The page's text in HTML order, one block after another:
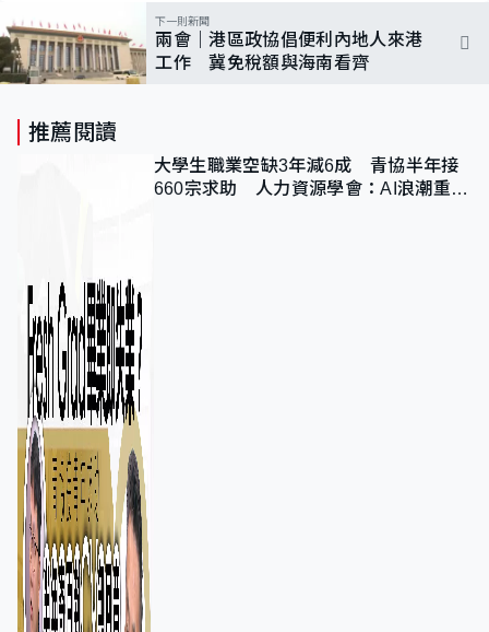
下一則新聞
兩會｜港區政協倡便利內地人來港
工作 冀免稅額與海南看齊
推薦閱讀
大學生職業空缺3年減6成 青協半年接
660宗求助 人力資源學會：AI浪潮重整